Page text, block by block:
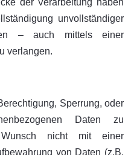
der Verarbeitung haben
unvollständiger
– auch mittels einer
verlangen.
Sperrung, oder
Daten zu
nicht mit einer
von Daten (z.B.